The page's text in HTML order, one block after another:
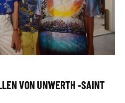
VON UNWERTH -SAINT